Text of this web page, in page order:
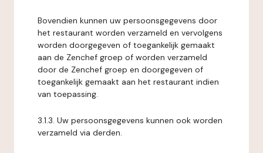
Bovendien kunnen uw persoonsgegevens door
het restaurant worden verzameld en vervolgens
worden doorgegeven of toegankelijk gemaakt
aan de Zenchef groep of worden verzameld
door de Zenchef groep en doorgegeven of
toegankelijk gemaakt aan het restaurant indien
van toepassing.
3.1.3. Uw persoonsgegevens kunnen ook worden
verzameld via derden.